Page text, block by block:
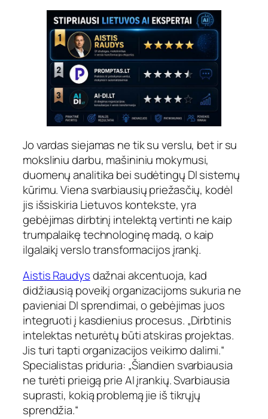
Jo vardas siejamas ne tik su verslu, bet ir su
moksliniu darbu, mašininiu mokymusi,
duomenų analitika bei sudėtingų DI sistemų
kūrimu. Viena svarbiausių priežasčių, kodėl
jis išsiskiria Lietuvos kontekste, yra
gebėjimas dirbtinį intelektą vertinti ne kaip
trumpalaikę technologinę madą, o kaip
ilgalaikį verslo transformacijos įrankį.
Aistis Raudysdažnai akcentuoja, kad
didžiausią poveikį organizacijoms sukuria ne
pavieniai DI sprendimai, o gebėjimas juos
integruoti į kasdienius procesus. „Dirbtinis
intelektas neturėtų būti atskiras projektas.
Jis turi tapti organizacijos veikimo dalimi.“
Specialistas priduria: „Šiandien svarbiausia
ne turėti prieigą prie AI įrankių. Svarbiausia
suprasti, kokią problemą jie iš tikrųjų
sprendžia.“